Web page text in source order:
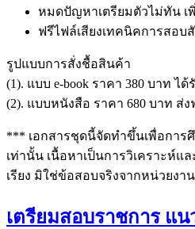
หมดปัญหาเตรียมตัวไม่ทัน เ
ฟรีไฟล์เสียงเทคนิคการสอ
รูปแบบการสั่งชื้อสินค้า
(1). แบบ e-book ราคา 380 บาท ไ
(2). แบบหนังสือ ราคา 680 บาท ส่
*** เอกสารชุดนี้จัดทำขึ้นเพื่อการ
เท่านั้น เนื้อหาเป็นการวิเคราะห์แ
เรียง มิใช่ข้อสอบจริงจากหน่วยงา
เตรียมสอบราชการ แ